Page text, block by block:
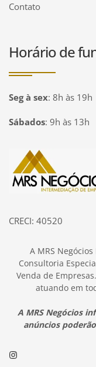
Contato
Horário de
Seg à sex: 8h às 19h
Sábados: 9h às 13h
Página inicial
CRECI: 40520
A MRS
Consultoria
Venda de
atuando em
A MRS Negócios
anúncios
Instagram